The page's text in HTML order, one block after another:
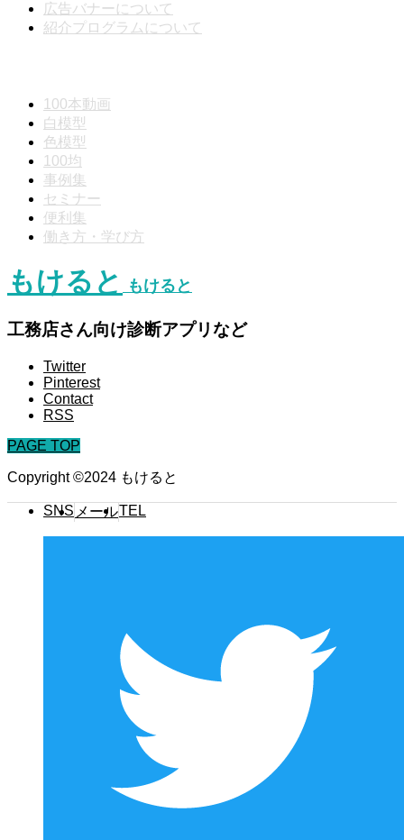
広告バナーについて
紹介プログラムについて
100本動画
白模型
色模型
100均
事例集
セミナー
便利集
働き方・学び方
もけると もけると
工務店さん向け診断アプリなど
Twitter
Pinterest
Contact
RSS
PAGE TOP
Copyright ©2024 もけると
SNS メールTEL